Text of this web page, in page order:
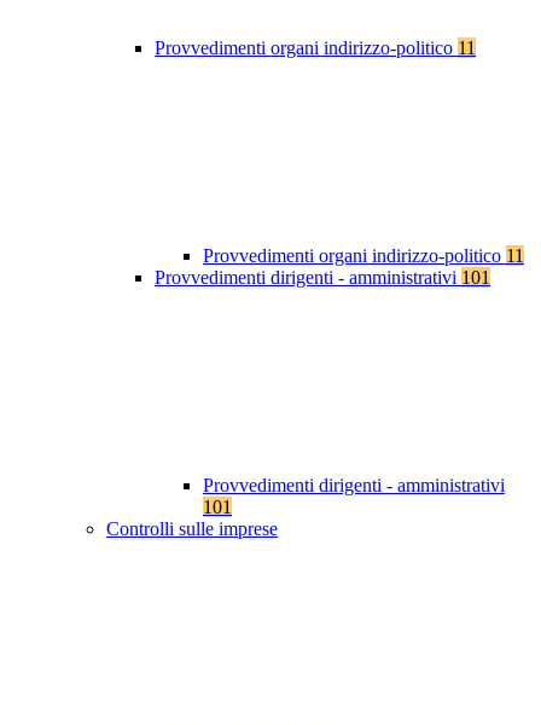
Provvedimenti organi indirizzo-politico 11
Provvedimenti organi indirizzo-politico 11
Provvedimenti dirigenti - amministrativi 101
Provvedimenti dirigenti - amministrativi
101
Controlli sulle imprese